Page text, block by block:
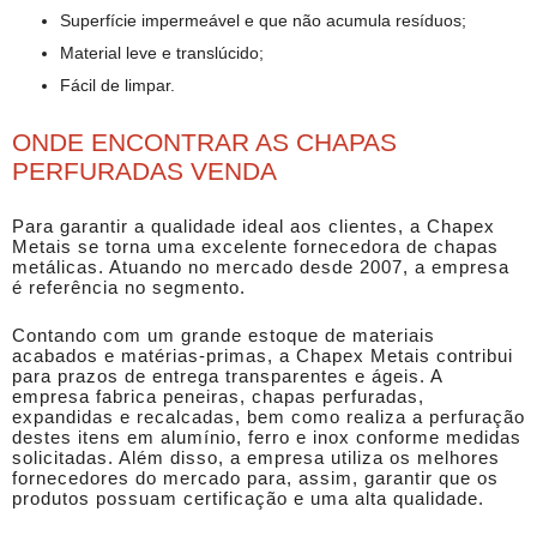
Superfície impermeável e que não acumula resíduos;
Material leve e translúcido;
Fácil de limpar.
ONDE ENCONTRAR AS CHAPAS
PERFURADAS VENDA
Para garantir a qualidade ideal aos clientes, a Chapex
Metais se torna uma excelente fornecedora de chapas
metálicas. Atuando no mercado desde 2007, a empresa
é referência no segmento.
Contando com um grande estoque de materiais
acabados e matérias-primas, a Chapex Metais contribui
para prazos de entrega transparentes e ágeis. A
empresa fabrica peneiras, chapas perfuradas,
expandidas e recalcadas, bem como realiza a perfuração
destes itens em alumínio, ferro e inox conforme medidas
solicitadas. Além disso, a empresa utiliza os melhores
fornecedores do mercado para, assim, garantir que os
produtos possuam certificação e uma alta qualidade.